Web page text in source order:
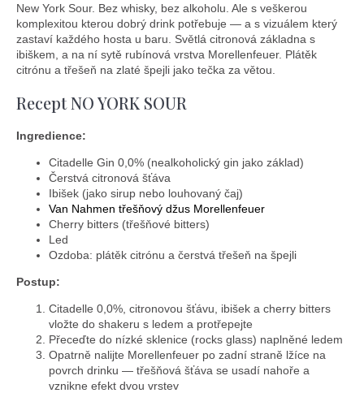
New York Sour. Bez whisky, bez alkoholu. Ale s veškerou
komplexitou kterou dobrý drink potřebuje — a s vizuálem který
zastaví každého hosta u baru. Světlá citronová základna s
ibiškem, a na ní sytě rubínová vrstva Morellenfeuer. Plátěk
citrónu a třešeň na zlaté špejli jako tečka za větou.
Recept NO YORK SOUR
Ingredience:
Citadelle Gin 0,0% (nealkoholický gin jako základ)
Čerstvá citronová šťáva
Ibišek (jako sirup nebo louhovaný čaj)
Van Nahmen třešňový džus Morellenfeuer
Cherry bitters (třešňové bitters)
Led
Ozdoba: plátěk citrónu a čerstvá třešeň na špejli
Postup:
Citadelle 0,0%, citronovou šťávu, ibišek a cherry bitters
vložte do shakeru s ledem a protřepejte
Přeceďte do nízké sklenice (rocks glass) naplněné ledem
Opatrně nalijte Morellenfeuer po zadní straně lžíce na
povrch drinku — třešňová šťáva se usadí nahoře a
vznikne efekt dvou vrstev